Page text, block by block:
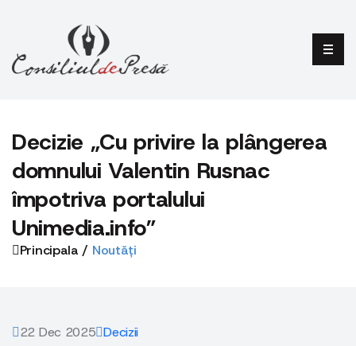
Decizie „Cu privire la plângerea
domnului Valentin Rusnac
împotriva portalului
Unimedia.info”
Principala / Noutăți
22 Dec 2025 Decizii